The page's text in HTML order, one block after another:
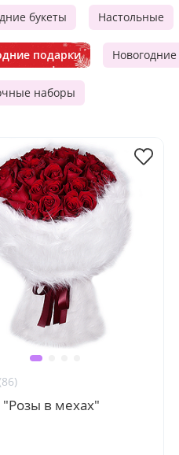
букеты Настольные
подарки Новогодние
наборы
"Розы в мехах"